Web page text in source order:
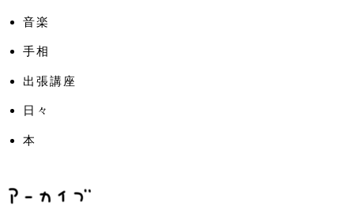
音楽
手相
出張講座
日々
本